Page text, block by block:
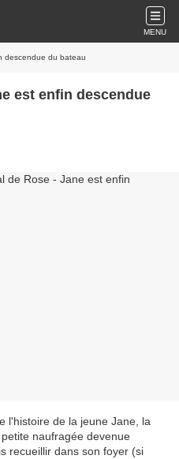
MENU
descendue du bateau
est enfin descendue
l'histoire de la jeune Jane, la
naufragée devenue
recueillir dans son foyer (si